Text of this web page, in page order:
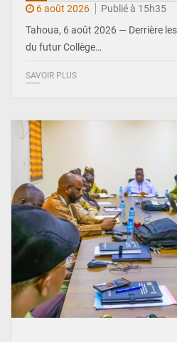
6 août 2026
Publié à 15h35
Tahoua, 6 août 2026 — Derrière
du futur Collège…
SAVOIR PLUS